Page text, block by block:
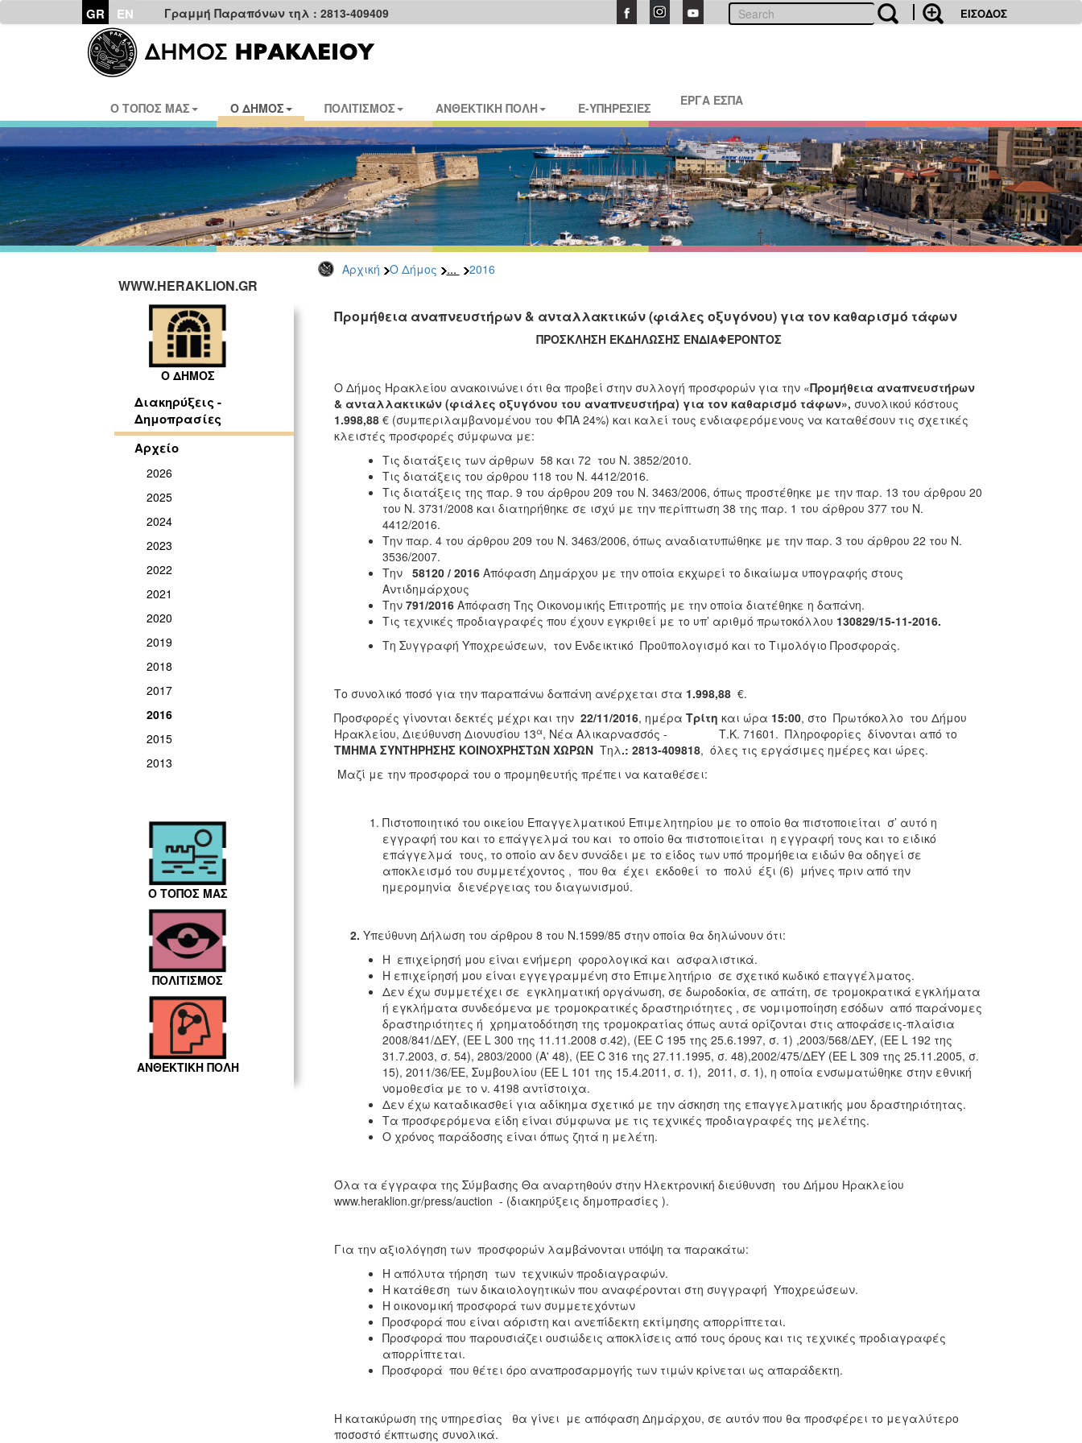
GR EN Γραμμή Παραπόνων τηλ : 2813-409409 ΕΙΣΟΔΟΣ
Ο ΤΟΠΟΣ ΜΑΣ Ο ΔΗΜΟΣ ΠΟΛΙΤΙΣΜΟΣ ΑΝΘΕΚΤΙΚΗ ΠΟΛΗ E-ΥΠΗΡΕΣΙΕΣ ΕΡΓΑ ΕΣΠΑ
Αρχική Ο Δήμος ... 2016
WWW.HERAKLION.GR
Ο ΔΗΜΟΣ
Διακηρύξεις -
Δημοπρασίες
Αρχείο
2026
2025
2024
2023
2022
2021
2020
2019
2018
2017
2016
2015
2013
Ο ΤΟΠΟΣ ΜΑΣ
ΠΟΛΙΤΙΣΜΟΣ
ΑΝΘΕΚΤΙΚΗ ΠΟΛΗ
Προμήθεια αναπνευστήρων & ανταλλακτικών (φιάλες οξυγόνου) για τον καθαρισμό τάφων
ΠΡΟΣΚΛΗΣΗ ΕΚΔΗΛΩΣΗΣ ΕΝΔΙΑΦΕΡΟΝΤΟΣ
Ο Δήμος Ηρακλείου ανακοινώνει ότι θα προβεί στην συλλογή προσφορών για την «Προμήθεια αναπνευστήρων
& ανταλλακτικών (φιάλες οξυγόνου του αναπνευστήρα) για τον καθαρισμό τάφων», συνολικού κόστους
1.998,88 € (συμπεριλαμβανομένου του ΦΠΑ 24%) και καλεί τους ενδιαφερόμενους να καταθέσουν τις σχετικές
κλειστές προσφορές σύμφωνα με:
Τις διατάξεις των άρθρων 58 και 72 του Ν. 3852/2010.
Τις διατάξεις του άρθρου 118 του Ν. 4412/2016.
Τις διατάξεις της παρ. 9 του άρθρου 209 του Ν. 3463/2006, όπως προστέθηκε με την παρ. 13 του άρθρου 20
του Ν. 3731/2008 και διατηρήθηκε σε ισχύ με την περίπτωση 38 της παρ. 1 του άρθρου 377 του Ν.
4412/2016.
Την παρ. 4 του άρθρου 209 του Ν. 3463/2006, όπως αναδιατυπώθηκε με την παρ. 3 του άρθρου 22 του Ν.
3536/2007.
Την 58120 / 2016Απόφαση Δημάρχου με την οποία εκχωρεί το δικαίωμα υπογραφής στους
Αντιδημάρχους
Την 791/2016Απόφαση Της Οικονομικής Επιτροπής με την οποία διατέθηκε η δαπάνη.
Τις τεχνικές προδιαγραφές που έχουν εγκριθεί με το υπ’ αριθμό πρωτοκόλλου 130829/15-11-2016.
Τη Συγγραφή Υποχρεώσεων, τον Ενδεικτικό Προϋπολογισμό και το Τιμολόγιο Προσφοράς.
Το συνολικό ποσό για την παραπάνω δαπάνη ανέρχεται στα 1.998,88 €.
Προσφορές γίνονται δεκτές μέχρι και την 22/11/2016, ημέρα Τρίτη και ώρα 15:00, στο Πρωτόκολλο του Δήμου
Ηρακλείου, Διεύθυνση Διονυσίου 13α, Νέα Αλικαρνασσός - Τ.Κ. 71601. Πληροφορίες δίνονται από το
ΤΜΗΜΑ ΣΥΝΤΗΡΗΣΗΣ ΚΟΙΝΟΧΡΗΣΤΩΝ ΧΩΡΩΝ Τηλ.: 2813-409818, όλες τις εργάσιμες ημέρες και ώρες.
Μαζί με την προσφορά του ο προμηθευτής πρέπει να καταθέσει:
Πιστοποιητικό του οικείου Επαγγελματικού Επιμελητηρίου με το οποίο θα πιστοποιείται σ’ αυτό η
εγγραφή του και το επάγγελμά του και το οποίο θα πιστοποιείται η εγγραφή τους και το ειδικό
επάγγελμά τους, το οποίο αν δεν συνάδει με το είδος των υπό προμήθεια ειδών θα οδηγεί σε
αποκλεισμό του συμμετέχοντος , που θα έχει εκδοθεί το πολύ έξι (6) μήνες πριν από την
ημερομηνία διενέργειας του διαγωνισμού.
2. Υπεύθυνη Δήλωση του άρθρου 8 του Ν.1599/85 στην οποία θα δηλώνουν ότι:
Η επιχείρησή μου είναι ενήμερη φορολογικά και ασφαλιστικά.
Η επιχείρησή μου είναι εγγεγραμμένη στο Επιμελητήριο σε σχετικό κωδικό επαγγέλματος.
Δεν έχω συμμετέχει σε εγκληματική οργάνωση, σε δωροδοκία, σε απάτη, σε τρομοκρατικά εγκλήματα
ή εγκλήματα συνδεόμενα με τρομοκρατικές δραστηριότητες , σε νομιμοποίηση εσόδων από παράνομες
δραστηριότητες ή χρηματοδότηση της τρομοκρατίας όπως αυτά ορίζονται στις αποφάσεις-πλαίσια
2008/841/ΔΕΥ, (ΕΕ L 300 της 11.11.2008 σ.42), (ΕΕ C 195 της 25.6.1997, σ. 1) ,2003/568/ΔΕΥ, (ΕΕ L 192 της
31.7.2003, σ. 54), 2803/2000 (Α' 48), (ΕΕ C 316 της 27.11.1995, σ. 48),2002/475/ΔΕΥ (ΕΕ L 309 της 25.11.2005, σ.
15), 2011/36/ΕΕ, Συμβουλίου (ΕΕ L 101 της 15.4.2011, σ. 1), 2011, σ. 1), η οποία ενσωματώθηκε στην εθνική
νομοθεσία με το ν. 4198 αντίστοιχα.
Δεν έχω καταδικασθεί για αδίκημα σχετικό με την άσκηση της επαγγελματικής μου δραστηριότητας.
Τα προσφερόμενα είδη είναι σύμφωνα με τις τεχνικές προδιαγραφές της μελέτης.
Ο χρόνος παράδοσης είναι όπως ζητά η μελέτη.
Όλα τα έγγραφα της Σύμβασης Θα αναρτηθούν στην Ηλεκτρονική διεύθυνση του Δήμου Ηρακλείου
www.heraklion.gr/press/auction - (διακηρύξεις δημοπρασίες ).
Για την αξιολόγηση των προσφορών λαμβάνονται υπόψη τα παρακάτω:
Η απόλυτα τήρηση των τεχνικών προδιαγραφών.
Η κατάθεση των δικαιολογητικών που αναφέρονται στη συγγραφή Υποχρεώσεων.
Η οικονομική προσφορά των συμμετεχόντων
Προσφορά που είναι αόριστη και ανεπίδεκτη εκτίμησης απορρίπτεται.
Προσφορά που παρουσιάζει ουσιώδεις αποκλίσεις από τους όρους και τις τεχνικές προδιαγραφές
απορρίπτεται.
Προσφορά που θέτει όρο αναπροσαρμογής των τιμών κρίνεται ως απαράδεκτη.
Η κατακύρωση της υπηρεσίας θα γίνει με απόφαση Δημάρχου, σε αυτόν που θα προσφέρει το μεγαλύτερο
ποσοστό έκπτωσης συνολικά.